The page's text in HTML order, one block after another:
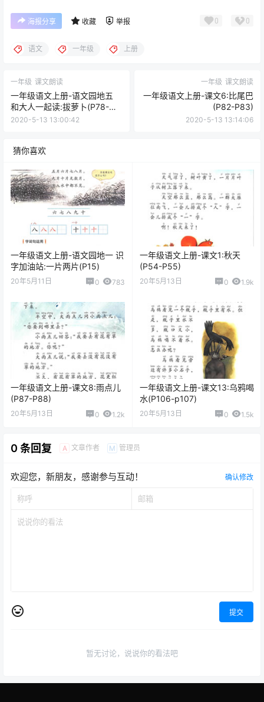
海报分享 收藏 举报 0 0
语文 一年级 上册
一年级 课文朗读
一年级语文上册-语文园地五
和大人一起读:拔萝卜(P78-
P79)
2020-5-13 13:00:42
一年级 课文朗读
一年级语文上册-课文6:比尾巴
(P82-P83)
2020-5-13 13:14:06
猜你喜欢
一年级语文上册-语文园地一 识
字加油站:一片两片(P15)
20年5月11日 0 783
一年级语文上册-课文1:秋天
(P54-P55)
20年5月13日 0 1.9k
一年级语文上册-课文8:雨点儿
(P87-P88)
20年5月13日 0 1.2k
一年级语文上册-课文13:乌鸦喝
水(P106-p107)
20年5月13日 0 1.5k
0 条回复 A 文章作者 M 管理员
欢迎您，新朋友，感谢参与互动！ 确认修改
提交
暂无讨论，说说你的看法吧